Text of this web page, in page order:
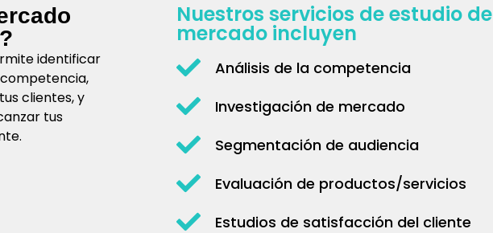
identificar
clientes, y
tus
Nuestros servicios de estudio de
mercado incluyen
Análisis de la competencia
Investigación de mercado
Segmentación de audiencia
Evaluación de productos/servicios
Estudios de satisfacción del cliente